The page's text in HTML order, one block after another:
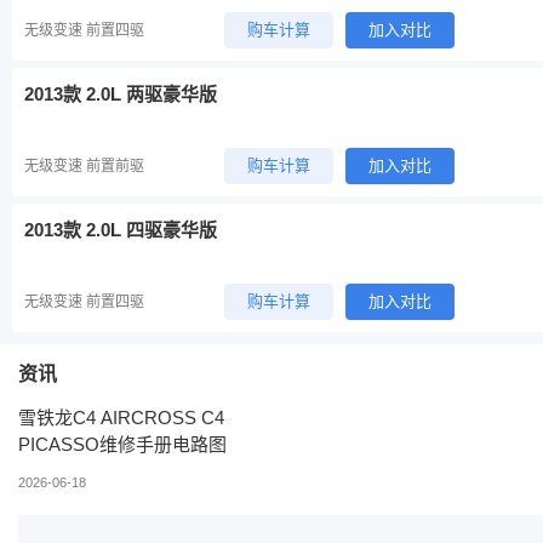
无级变速 前置四驱 购车计算 加入对比
2013款 2.0L 两驱豪华版
无级变速 前置前驱 购车计算 加入对比
2013款 2.0L 四驱豪华版
无级变速 前置四驱 购车计算 加入对比
资讯
雪铁龙C4 AIRCROSS C4
PICASSO维修手册电路图
2026-06-18